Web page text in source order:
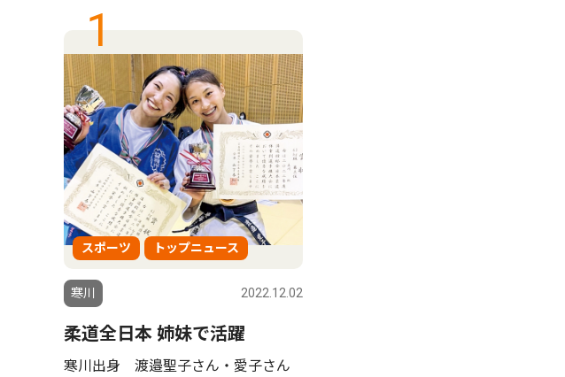
1
スポーツ トップニュース
寒川 2022.12.02
柔道全日本 姉妹で活躍
寒川出身 渡邉聖子さん・愛子さん